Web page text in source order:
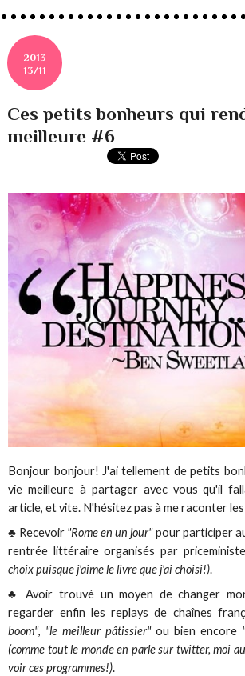
2013
13/11
Ces petits bonheurs qui
meilleure #6
Bonjour bonjour! J'ai tellement de petits
vie meilleure à partager avec vous qu'il
article, et vite. N'hésitez pas à me raconter
♣ Recevoir"Rome en un jour"pour participer
rentrée littéraire organisés par
choix puisque j'aime le livre que j'ai choisi!).
♣ Avoir trouvé un moyen de changer
regarder enfin les replays de chaînes
boom", "le meilleur pâtissier"ou bien encore
(comme tout le monde en parle sur twitter, moi
voir ces programmes!).